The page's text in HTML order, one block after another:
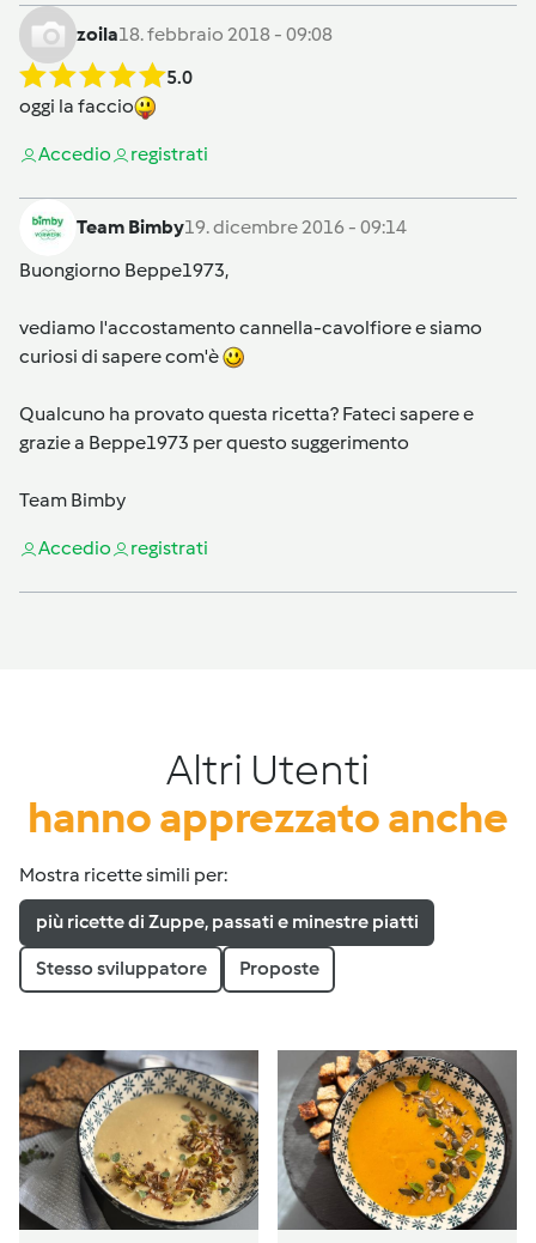
zoila18. febbraio 2018 - 09:08
5.0
oggi la faccio
Accedio registrati
Team Bimby19. dicembre 2016 - 09:14
Buongiorno Beppe1973,
vediamo l'accostamento cannella-cavolfiore e siamo
curiosi di sapere com'è
Qualcuno ha provato questa ricetta? Fateci sapere e
grazie a Beppe1973 per questo suggerimento
Team Bimby
Accedio registrati
Altri Utenti
hanno apprezzato anche
Mostra ricette simili per:
più ricette di Zuppe, passati e minestre piatti
Stesso sviluppatore Proposte